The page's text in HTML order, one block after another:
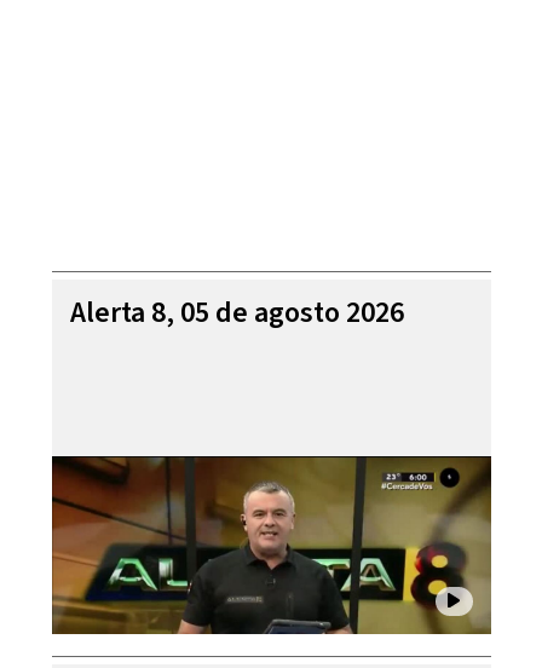
Alerta 8, 05 de agosto 2026